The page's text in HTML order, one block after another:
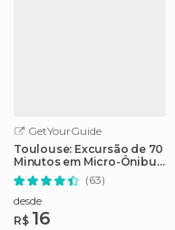
GetYourGuide
Toulouse: Excursão de 70
Minutos em Micro-Ônibus
Aberto
(63)
desde
R$ 16